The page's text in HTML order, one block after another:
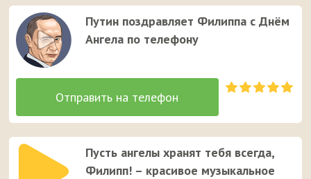
выберите самое интересное поздравление с
именинами и отправьте его в 3 клика на мобильный
телефон адресата.
Путин поздравляет Филиппа с Днём
Ангела по телефону
Пусть ангелы хранят тебя всегда,
Филипп! – красивое музыкальное